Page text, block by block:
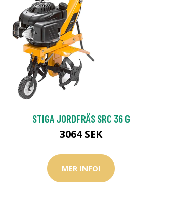
STIGA JORDFRÄS SRC 36 G
3064 SEK
MER INFO!